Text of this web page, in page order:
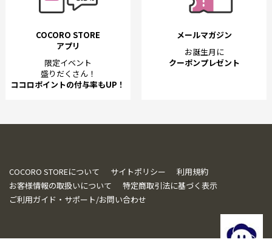
COCORO STORE
アプリ
限定イベント
盛りだくさん！
ココロポイントの付与率もUP！
メールマガジン
お誕生月に
クーポンプレゼント
COCORO STOREについて サイトポリシー
利用規約
お客様情報の取扱いについて
特定商取引法に基づく表示
ご利用ガイド・サポート/お問い合わせ